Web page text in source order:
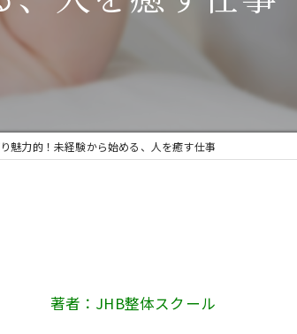
り魅力的！未経験から始める、人を癒す仕事
著者：JHB整体スクール